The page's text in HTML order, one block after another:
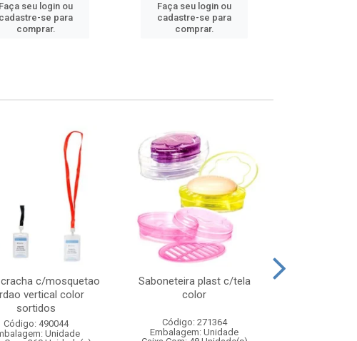
Faça seu login ou
cadastre-se para
comprar.
Faça seu login ou
cadastre-se para
comprar.
c/mosquetao
vertical color
sortidos
Código: 490044
Unidade
Saboneteira plast c/tela
color
Código: 271364
Embalagem: Unidade